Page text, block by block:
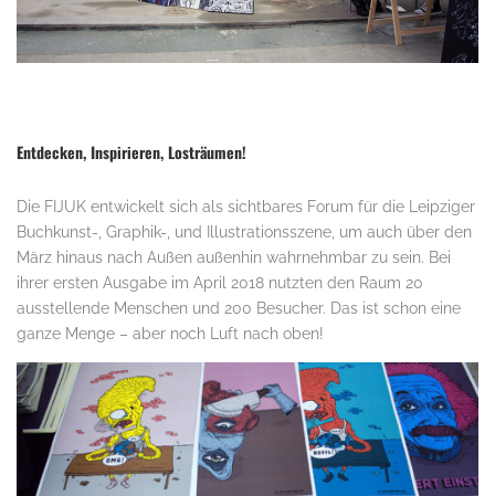
Entdecken, Inspirieren, Losträumen!
Die FIJUK entwickelt sich als sichtbares Forum für die Leipziger
Buchkunst-, Graphik-, und Illustrationsszene, um auch über den
März hinaus nach Außen außenhin wahrnehmbar zu sein. Bei
ihrer ersten Ausgabe im April 2018 nutzten den Raum 20
ausstellende Menschen und 200 Besucher. Das ist schon eine
ganze Menge – aber noch Luft nach oben!